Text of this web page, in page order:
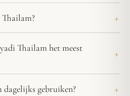
Thailam het meest
gebruiken?